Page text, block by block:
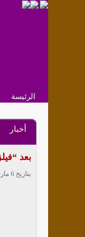
الرئيسة
أخبار
بعد
بتاريخ 6 مارس, 2022